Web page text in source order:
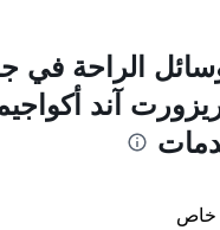
الراحة في
ريزورت آند
خاص